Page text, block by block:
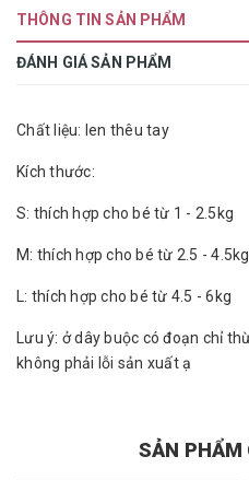
THÔNG TIN SẢN PHẨM
ĐÁNH GIÁ SẢN PHẨM
Chất liệu: len thêu tay
Kích thước:
S: thích hợp cho bé từ 1 - 2.5kg
M: thích hợp cho bé từ 2.5 - 4.5kg
L: thích hợp cho bé từ 4.5 - 6kg
Lưu ý: ở dây buộc có đoạn chỉ
không phải lỗi sản xuất ạ
SẢN PHẨM